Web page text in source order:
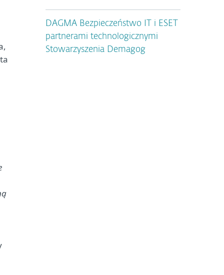
DAGMA Bezpieczeństwo IT i ESET
partnerami technologicznymi
Stowarzyszenia Demagog